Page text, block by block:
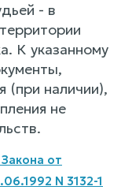
- в
К указанному
(при наличии),
не
от
N 3132-1